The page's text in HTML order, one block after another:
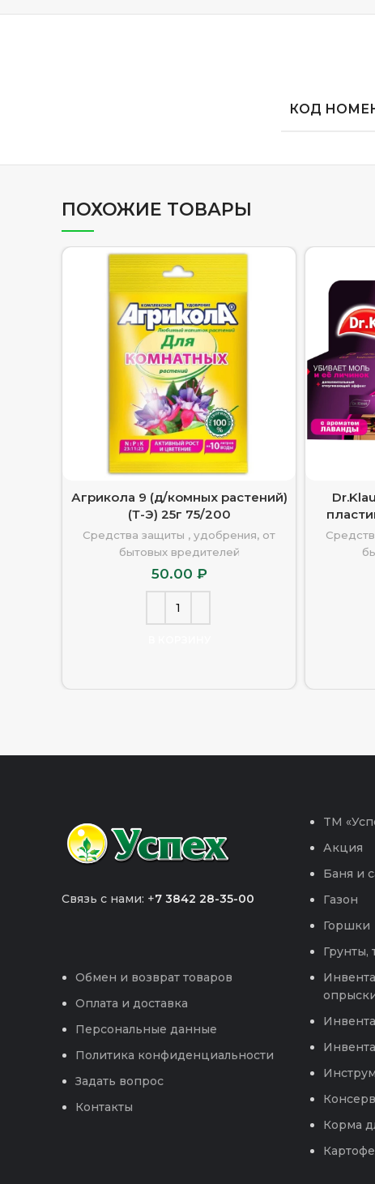
КОД
ПОХОЖИЕ ТОВАРЫ
Агрикола 9 (д/комных растений)
(Т-Э) 25г 75/200
Средства защиты , удобрения, от
бытовых вредителей
50.00 ₽
Связь с нами: +7 3842 28-35-00
Обмен и возврат товаров
Оплата и доставка
Персональные данные
Политика конфиденциальности
Задать вопрос
Контакты
TM
Акция
Баня и
Газон
Горшки
Грунты,
Корма